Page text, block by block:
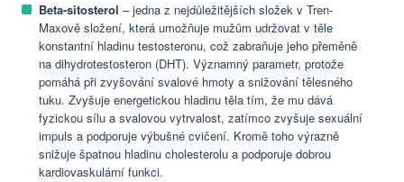
Beta-sitosterol – jedna z nejdůležitějších složek v Tren-
Maxově složení, která umožňuje mužům udržovat v těle
konstantní hladinu testosteronu, což zabraňuje jeho přeměně
na dihydrotestosteron (DHT). Významný parametr, protože
pomáhá při zvyšování svalové hmoty a snižování tělesného
tuku. Zvyšuje energetickou hladinu těla tím, že mu dává
fyzickou sílu a svalovou vytrvalost, zatímco zvyšuje sexuální
impuls a podporuje výbušné cvičení. Kromě toho výrazně
snižuje špatnou hladinu cholesterolu a podporuje dobrou
kardiovaskulární funkci.